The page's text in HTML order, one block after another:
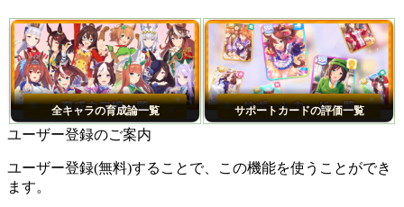
全キャラの育成論一覧 サポートカードの評価一覧
ユーザー登録のご案内
ユーザー登録(無料)することで、この機能を使うことができ
ます。